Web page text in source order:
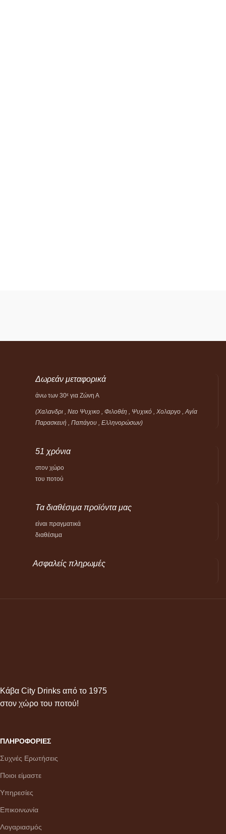
Δωρεάν μεταφορικά
άνω των 30ε για Ζώνη Α
(Χαλανδρι , Νεο Ψυχικο , Φιλοθέη , Ψυχικό ,
Χολαργο , Αγία
Παρασκευή , Παπάγου , Ελληνορώσων)
51 χρόνια
στον χώρο
του ποτού
Τα διαθέσιμα προϊόντα μας
είναι πραγματικά
διαθέσιμα
Ασφαλείς πληρωμές
Κάβα City Drinks από το 1975
στον χώρο του ποτού!
ΠΛΗΡΟΦΟΡΙΕΣ
Συχνές Ερωτήσεις
Ποιοι είμαστε
Υπηρεσίες
Επικοινωνία
Λογαριασμός